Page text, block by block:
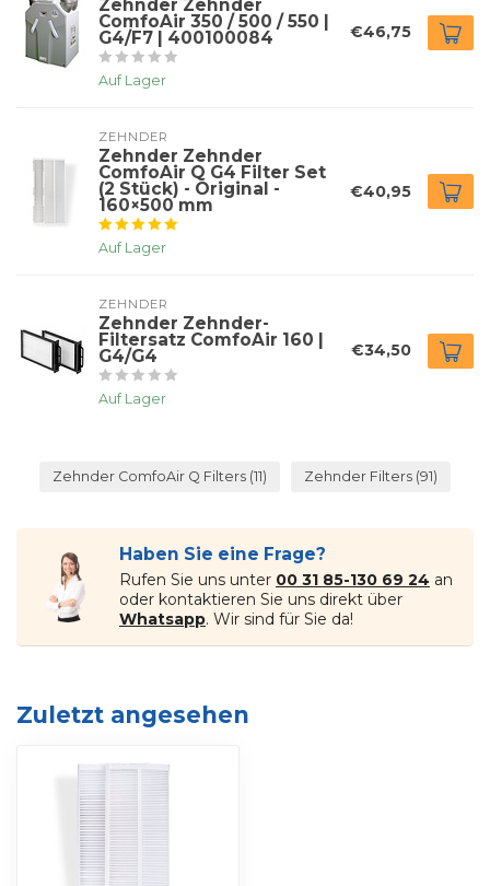
Zehnder Zehnder
ComfoAir 350 / 500 / 550 |
G4/F7 | 400100084
Auf Lager
€46,75
ZEHNDER
Zehnder Zehnder
ComfoAir Q G4 Filter Set
(2 Stück) - Original -
160×500 mm
Auf Lager
€40,95
ZEHNDER
Zehnder Zehnder-
Filtersatz ComfoAir 160 |
G4/G4
Auf Lager
€34,50
Zehnder ComfoAir Q Filters (11) Zehnder Filters (91)
Haben Sie eine Frage?
Rufen Sie uns unter 00 31 85-130 69 24 an
oder kontaktieren Sie uns direkt über
Whatsapp. Wir sind für Sie da!
Zuletzt angesehen